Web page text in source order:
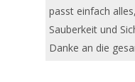
passt einfach
Sauberkeit und
Danke an die